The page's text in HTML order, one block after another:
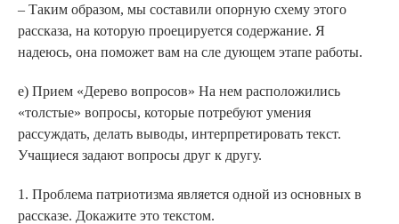
– Таким образом, мы составили опорную схему этого
рассказа, на которую проецируется содержание. Я
надеюсь, она поможет вам на сле дующем этапе работы.
е) Прием «Дерево вопросов» На нем расположились
«толстые» вопросы, которые потребуют умения
рассуждать, делать выводы, интерпретировать текст.
Учащиеся задают вопросы друг к другу.
1. Проблема патриотизма является одной из основных в
рассказе. Докажите это текстом.